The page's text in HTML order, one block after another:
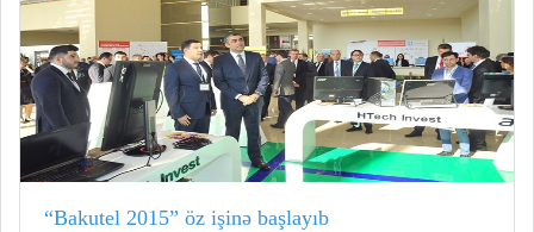
“Bakutel 2015” öz işinə başlayıb